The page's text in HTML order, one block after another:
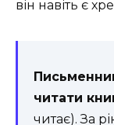
він навіть є
читати
читає). За